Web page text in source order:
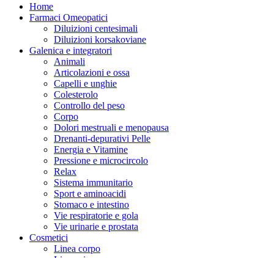
Home
Farmaci Omeopatici
Diluizioni centesimali
Diluizioni korsakoviane
Galenica e integratori
Animali
Articolazioni e ossa
Capelli e unghie
Colesterolo
Controllo del peso
Corpo
Dolori mestruali e menopausa
Drenanti-depurativi Pelle
Energia e Vitamine
Pressione e microcircolo
Relax
Sistema immunitario
Sport e aminoacidi
Stomaco e intestino
Vie respiratorie e gola
Vie urinarie e prostata
Cosmetici
Linea corpo